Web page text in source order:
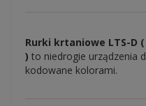
Rurki krtaniowe LTS-D
) to niedrogie urządzenia
kodowane kolorami.